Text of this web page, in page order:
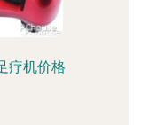
疗机价格